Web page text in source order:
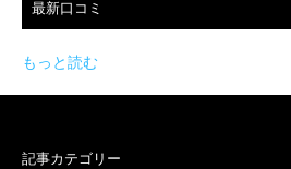
最新口コミ
もっと読む
記事カテゴリー